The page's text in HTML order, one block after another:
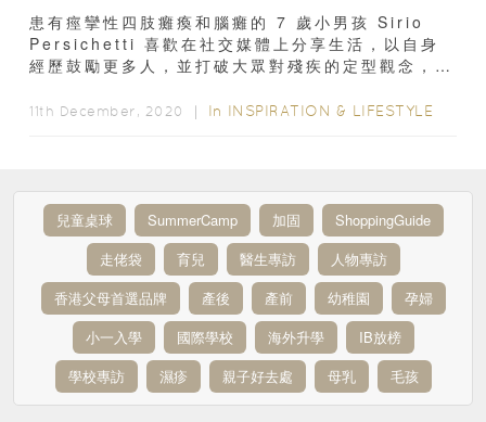
患有痙攣性四肢癱瘓和腦癱的 7 歲小男孩 Sirio
Persichetti 喜歡在社交媒體上分享生活，以自身
經歷鼓勵更多人，並打破大眾對殘疾的定型觀念，一
11th December, 2020 ｜ In INSPIRATION & LIFESTYLE
兒童桌球 SummerCamp 加固
ShoppingGuide
走佬袋
育兒 醫生專訪
人物專訪
香港父母首選品牌
產後 產前 幼稚園
孕婦
小一入學
國際學校 海外升學
IB放榜
學校專訪
濕疹 親子好去處 母乳 毛孩